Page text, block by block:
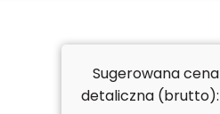
Sugerowana cena
detaliczna (brutto):